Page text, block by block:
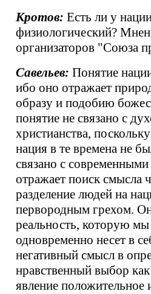
Кротов: Есть ли у
физиологический?
организаторов "Союза
Савельев: Понятие
ибо оно отражает
образу и подобию
понятие не связано с
христианства,
нация в те времена не
связано с
отражает поиск смысла
разделение людей на
первородным грехом.
реальность, которую
одновременно несет в
негативный смысл в
нравственный выбор
явление положительное